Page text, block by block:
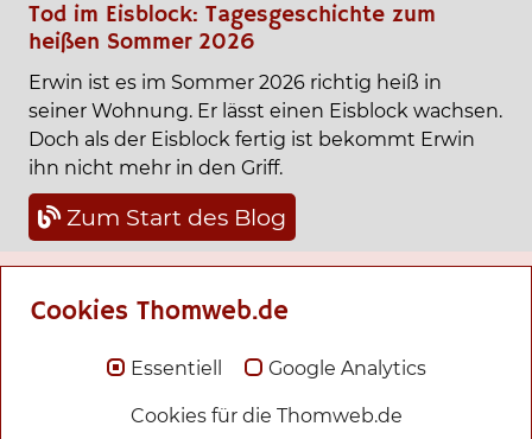
Tod im Eisblock: Tagesgeschichte zum
heißen Sommer 2026
Erwin ist es im Sommer 2026 richtig heiß in
seiner Wohnung. Er lässt einen Eisblock wachsen.
Doch als der Eisblock fertig ist bekommt Erwin
ihn nicht mehr in den Griff.
Zum Start des Blog
Krimis und Ebooks
Cookies Thomweb.de
Essentiell Google Analytics
Cookies für die Thomweb.de